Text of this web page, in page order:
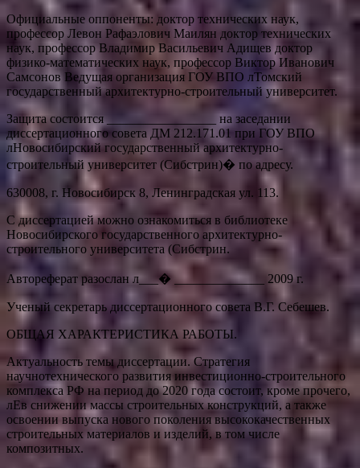
Официальные оппоненты: доктор технических наук,
профессор Левон Рафаэлович Маилян доктор технических
наук, профессор Владимир Васильевич Адищев доктор
физико-математических наук, профессор Виктор Иванович
Самсонов Ведущая организация ГОУ ВПО лТомский
государственный архитектурно-строительный университет.
Защита состоится _________________ на заседании
диссертационного совета ДМ 212.171.01 при ГОУ ВПО
лНовосибирский государственный архитектурно-
строительный университет (Сибстрин)� по адресу.
630008, г. Новосибирск 8, Ленинградская ул. 113.
С диссертацией можно ознакомиться в библиотеке
Новосибирского государственного архитектурно-
строительного университета (Сибстрин.
Автореферат разослан л___� ______________ 2009 г.
Ученый секретарь диссертационного совета В.Г. Себешев.
ОБЩАЯ ХАРАКТЕРИСТИКА РАБОТЫ.
Актуальность темы диссертации. Стратегия
научнотехнического развития инвестиционно-строительного
комплекса РФ на период до 2020 года состоит, кроме прочего,
лЕв снижении массы строительных конструкций, а также
освоении выпуска нового поколения высококачественных
строительных материалов и изделий, в том числе
композитных.